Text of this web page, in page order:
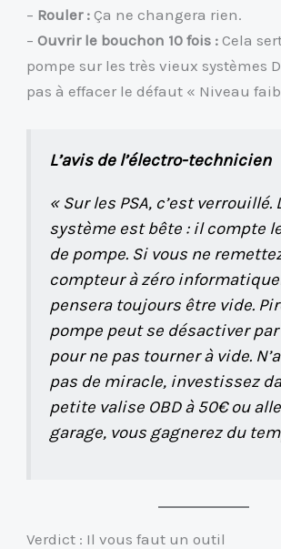
– Rouler : Ça ne changera rien.
–Ouvrir le bouchon 10 fois : Cela
pompe sur les très vieux systèmes
pas à effacer le défaut « Niveau
L’avis de l’électro-technicien
« Sur les PSA, c’est verrouillé.
système est bête : il compte
de pompe. Si vous ne
compteur à zéro
pensera toujours être vide.
pompe peut se désactiver
pour ne pas tourner à vide.
pas de miracle, investissez
petite valise OBD à 50€ ou
garage, vous gagnerez du
Verdict : Il vous faut un outil